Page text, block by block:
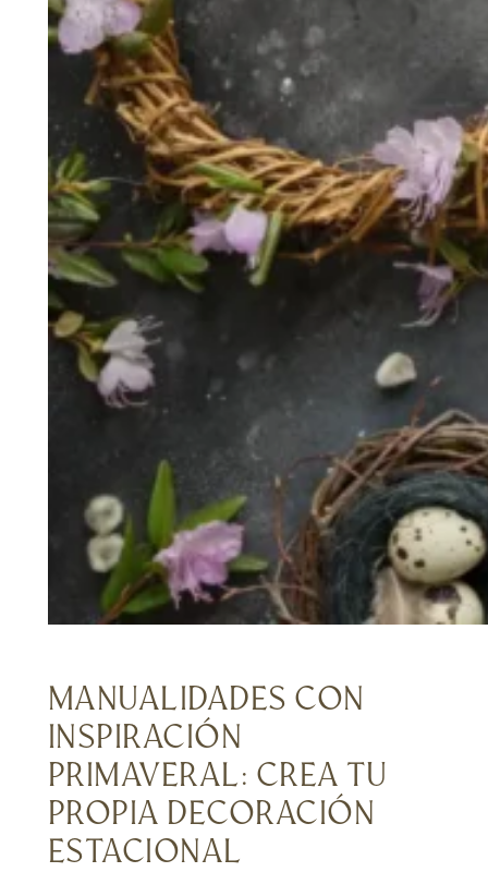
MANUALIDADES CON
INSPIRACIÓN
PRIMAVERAL: CREA TU
PROPIA DECORACIÓN
ESTACIONAL